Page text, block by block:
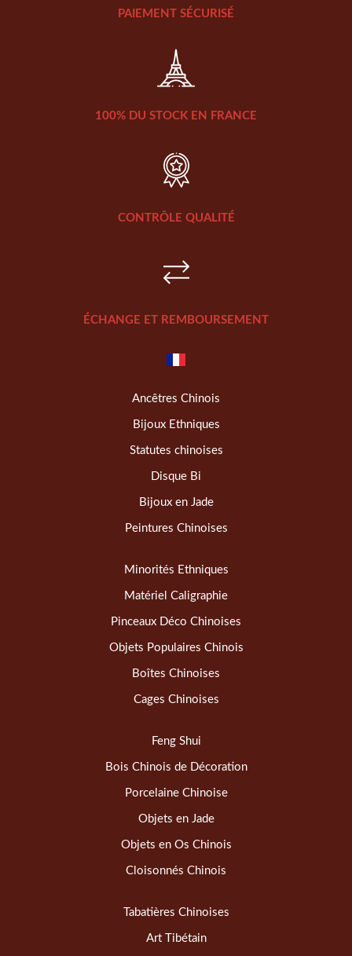
PAIEMENT SÉCURISÉ
100% DU STOCK EN FRANCE
CONTRÔLE QUALITÉ
ÉCHANGE ET REMBOURSEMENT
Ancêtres Chinois
Bijoux Ethniques
Statutes chinoises
Disque Bi
Bijoux en Jade
Peintures Chinoises
Minorités Ethniques
Matériel Caligraphie
Pinceaux Déco Chinoises
Objets Populaires Chinois
Boîtes Chinoises
Cages Chinoises
Feng Shui
Bois Chinois de Décoration
Porcelaine Chinoise
Objets en Jade
Objets en Os Chinois
Cloisonnés Chinois
Tabatières Chinoises
Art Tibétain